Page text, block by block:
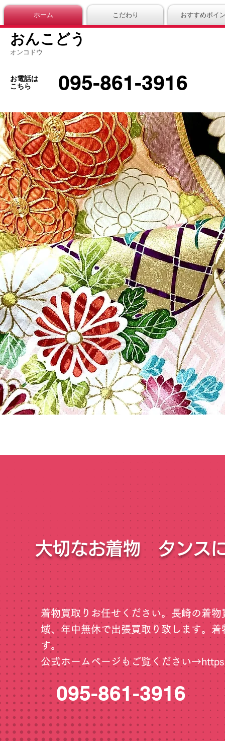
ホーム こだわり おすすめポイ
おんこどう
オンコドウ
お電話は
こちら
095-861-3916
大切なお着物 タンス
着物買取りお任せください。長崎の着
域、年中無休で出張買取り致します。
す。
公式ホームページもご覧ください→
095-861-3916